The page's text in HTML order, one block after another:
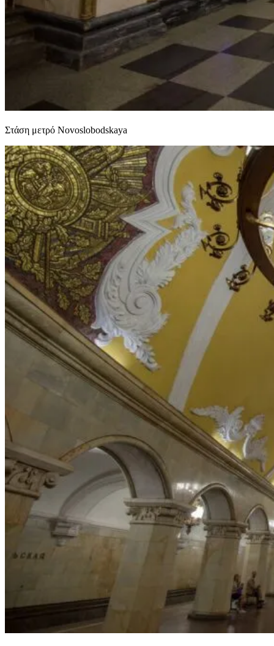
Στάση μετρό Novoslobodskaya